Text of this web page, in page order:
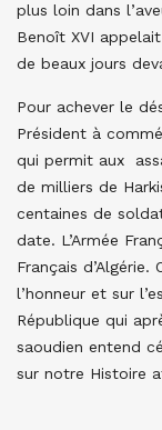
plus loin dans
Benoît XVI
de beaux jours
Pour achever le
Président à
qui permit aux
de milliers de
centaines de
date. L’Armée
Français
l’honneur et sur
République qui
saoudien entend
sur notre Histoire